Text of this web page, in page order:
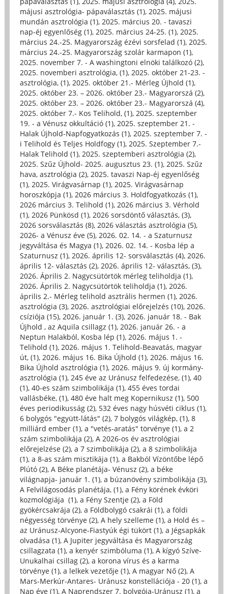
májusi asztrológia- pápaválasztás (1), 2025. májusi
mundán asztrológia (1), 2025. március 20. - tavaszi
nap-éj egyenlőség (1), 2025. március 24-25. (1), 2025.
március 24.-25. Magyarország ézévi sorsfelad (1), 2025.
március 24.-25. Magyarország szolár karmapon (1),
2025. november 7. - A washingtoni elnöki találkozó (2),
2025. novemberi asztrológia, (1), 2025. október 21-23. -
asztrológia, (1), 2025. október 21.- Mérleg Újhold (1),
2025. október 23. – 2026. október 23.- Magyarorszá (2),
2025. október 23. – 2026. október 23.- Magyarorszá (4),
2025. október 7.- Kos Telihold, (1), 2025. szeptember
19. - a Vénusz okkultáció (1), 2025. szeptember 21. -
Halak Újhold-Napfogyatkozás (1), 2025. szeptember 7. -
i Telihold és Teljes Holdfogy (1), 2025. Szeptember 7.-
Halak Telihold (1), 2025. szeptemberi asztrológia (2),
2025. Szűz Újhold- 2025. augusztus 23. (1), 2025. Szűz
hava, asztrológia (2), 2025. tavaszi Nap-éj egyenlőség
(1), 2025. Virágvasárnap (1), 2025. Virágvasárnap
horoszkópja (1), 2026 március 3. Holdfogyatkozás (1),
2026 március 3. Telihold (1), 2026 március 3. Vérhold
(1), 2026 Pünkösd (1), 2026 sorsdöntő választás, (3),
2026 sorsválasztás (8), 2026 választás asztrológia (5),
2026- a Vénusz éve (5), 2026. 02. 14. - a Szaturnusz
jegyváltása és Magya (1), 2026. 02. 14. - Kosba lép a
Szaturnusz (1), 2026. április 12- sorsválasztás (4), 2026.
április 12- választás (2), 2026. április 12- választás, (3),
2026. Április 2. Nagycsütörtök mérleg teliholdja (1),
2026. Április 2. Nagycsütörtök teliholdja (1), 2026.
április 2.- Mérleg telihold asztrális hermen (1), 2026.
asztrológia (3), 2026. asztrológiai előrejelzés (10), 2026.
csíziója (15), 2026. január 1. (3), 2026. január 18. - Bak
Újhold , az Aquila csillagz (1), 2026. január 26. - a
Neptun Halakból, Kosba lép (1), 2026. május 1. -
Telihold (1), 2026. május 1. Telihold-Beavatás, magyar
út, (1), 2026. május 16. Bika Újhold (1), 2026. május 16.
Bika Újhold asztrológia (1), 2026. május 9. új kormány-
asztrológia (1), 245 éve az Uránusz felfedezése, (1), 40
(1), 40-es szám szimbolikája (1), 455 éves tordai
vallásbéke, (1), 480 éve halt meg Kopernikusz (1), 500
éves periodikusság (2), 532 éves nagy húsvéti ciklus (1),
6 bolygós "együtt-látás" (2), 7 bolygós világkép, (1), 8
milliárd ember (1), a "vetés-aratás" törvénye (1), a 2
szám szimbolikája (2), A 2026-os év asztrológiai
előrejelzése (2), a 7 szimbolikája (2), a 8 szimbolikája
(1), a 8-as szám misztikája (1), a Bakból Vízöntőbe lépő
Plútó (2), A Béke planétája- Vénusz (2), a béke
világnapja- január 1. (1), a búzanövény szimbolikája (3),
A Felvilágosodás planétája, (1), a Fény körének évköri
kozmológiája (1), a Fény Szentje (2), a Föld
gyökércsakrája (2), a Földbolygó csakrái (1), a földi
négyesség törvénye (2), A hely szelleme (1), a Hold és –
az Uránusz-Alcyone-Fiastyúk égi tükört (1), a Jégsapkák
olvadása (1), A Jupiter jegyváltása és Magyarország
csillagzata (1), a kenyér szimbóluma (1), A kígyó Szíve-
Unukalhai csillag (2), a korona vírus és a karma
törvénye (1), a lelkek vezetője (1), A magyar Nő (2), A
Mars-Merkúr-Antares- Uránusz konstellációja - 20 (1), a
Nap éve (1), A Naprendszer 7. bolygója-Uránusz (1), a